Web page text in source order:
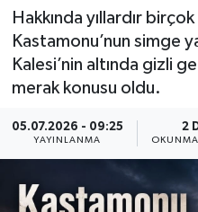
Hakkında yıllardır
Kastamonu’nun simge
Kalesi’nin altında gizli
merak konusu oldu.
05.07.2026 - 09:25
YAYINLANMA
2
OKUNMA
Azdavay Haberleri
Bozkurt Haberleri
Cide Haberleri
Daday Haberleri